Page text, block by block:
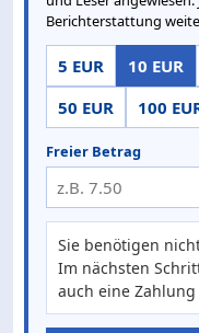
Berichterstattung
5 EUR 10 EUR
50 EUR
100
Freier Betrag
Sie benötigen
Im nächsten
auch eine